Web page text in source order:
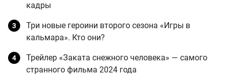
кадры
Три новые героини второго сезона «Игры в
кальмара». Кто они?
Трейлер «Заката снежного человека» — самого
странного фильма 2024 года